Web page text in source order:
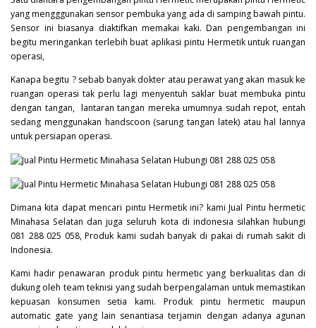
yang mengggunakan sensor pembuka yang ada di samping bawah pintu.
Sensor ini biasanya diaktifkan memakai kaki. Dan pengembangan ini
begitu meringankan terlebih buat aplikasi pintu Hermetik untuk ruangan
operasi,
Kanapa begitu ? sebab banyak dokter atau perawat yang akan masuk ke
ruangan operasi tak perlu lagi menyentuh saklar buat membuka pintu
dengan tangan, lantaran tangan mereka umumnya sudah repot, entah
sedang menggunakan handscoon (sarung tangan latek) atau hal lannya
untuk persiapan operasi.
Dimana kita dapat mencari pintu Hermetik ini? kami Jual Pintu hermetic
Minahasa Selatan dan juga seluruh kota di indonesia silahkan hubungi
081 288 025 058, Produk kami sudah banyak di pakai di rumah sakit di
Indonesia.
Kami hadir penawaran produk pintu hermetic yang berkualitas dan di
dukung oleh team teknisi yang sudah berpengalaman untuk memastikan
kepuasan konsumen setia kami. Produk pintu hermetic maupun
automatic gate yang lain senantiasa terjamin dengan adanya agunan